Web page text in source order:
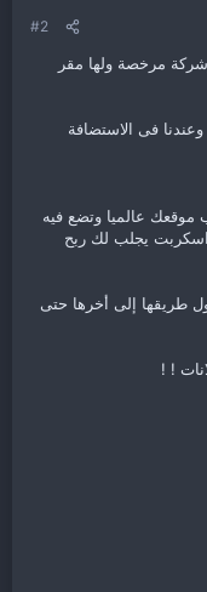
#2
مرخصة ولها مقر
فى الاستضافة
عالميا وتضع فيه
يجلب لك ربح
طريقها إلى أخرها حتى
! !